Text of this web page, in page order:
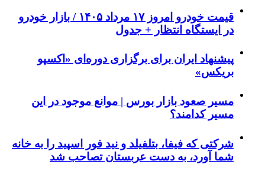
قیمت خودرو امروز ۱۷ مرداد ۱۴۰۵ / بازار خودرو
در ایستگاه انتظار + جدول
پیشنهاد ایران برای برگزاری دوره‌ای «اکسپو
بریکس»
مسیر صعود بازار بورس | موانع موجود در این
مسیر کدامند؟
شرکتی که فیفا، بتلفیلد و نید فور اسپید را به خانه
شما آورد، به دست عربستان تصاحب شد